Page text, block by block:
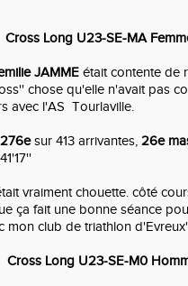
Cross Long U23-SE-MA
JAMME était contente de
chose qu'elle n'avait pas
avec l'AS Tourlaville.
276esur 413 arrivantes, 26e
vraiment chouette. côté
ça fait une bonne séance
mon club de triathlon
Cross Long U23-SE-M0